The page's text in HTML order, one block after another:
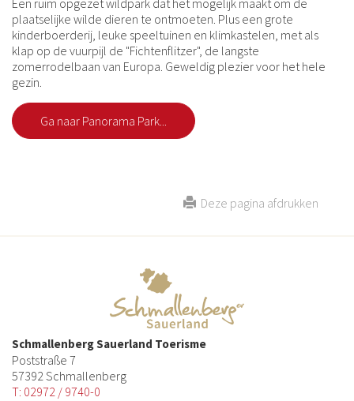
plaatselijke wilde dieren te ontmoeten. Plus een grote
kinderboerderij, leuke speeltuinen en klimkastelen, met als
klap op de vuurpijl de "Fichtenflitzer", de langste
zomerrodelbaan van Europa. Geweldig plezier voor het hele
gezin.
Ga naar Panorama Park...
Deze pagina afdrukken
Schmallenberg Sauerland Toerisme
Poststraße 7
57392 Schmallenberg
T: 02972 / 9740-0